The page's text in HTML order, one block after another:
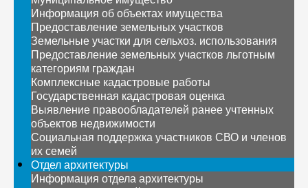
Информация об объектах имущества
Предоставление земельных участков
Земельные участки для сельхоз. использования
Предоставление земельных участков льготным
категориям граждан
Комплексные кадастровые работы
Государственная кадастровая оценка
Выявление правообладателей ранее учтенных
объектов недвижимости
Социальная поддержка участников СВО и членов
их семей
Отдел архитектуры
Информация отдела архитектуры